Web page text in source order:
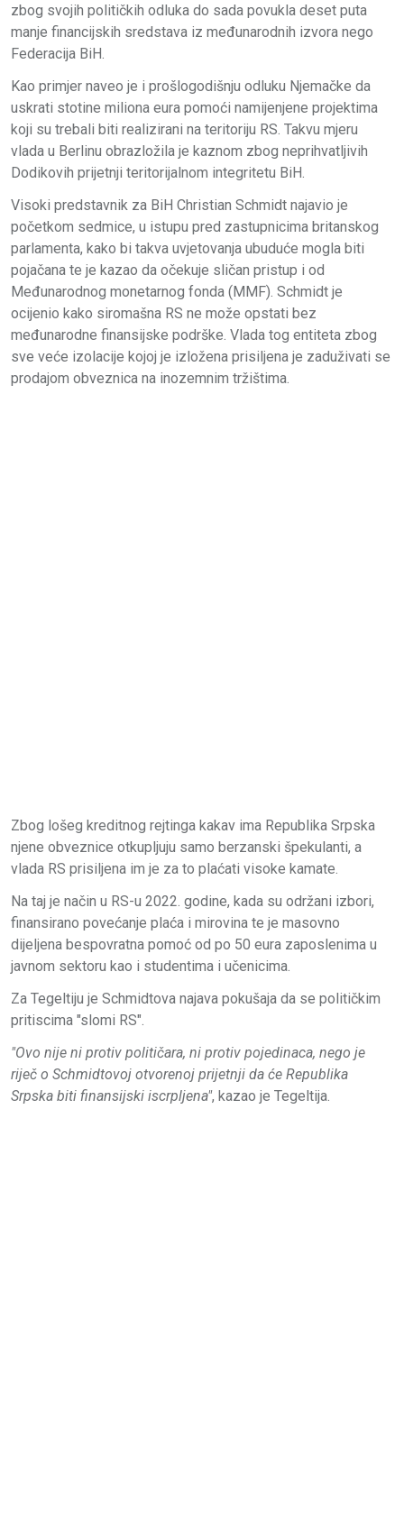
zbog svojih političkih odluka do sada povukla deset puta
manje financijskih sredstava iz međunarodnih izvora nego
Federacija BiH.
Kao primjer naveo je i prošlogodišnju odluku Njemačke da
uskrati stotine miliona eura pomoći namijenjene projektima
koji su trebali biti realizirani na teritoriju RS. Takvu mjeru
vlada u Berlinu obrazložila je kaznom zbog neprihvatljivih
Dodikovih prijetnji teritorijalnom integritetu BiH.
Visoki predstavnik za BiH Christian Schmidt najavio je
početkom sedmice, u istupu pred zastupnicima britanskog
parlamenta, kako bi takva uvjetovanja ubuduće mogla biti
pojačana te je kazao da očekuje sličan pristup i od
Međunarodnog monetarnog fonda (MMF). Schmidt je
ocijenio kako siromašna RS ne može opstati bez
međunarodne finansijske podrške. Vlada tog entiteta zbog
sve veće izolacije kojoj je izložena prisiljena je zaduživati se
prodajom obveznica na inozemnim tržištima.
Zbog lošeg kreditnog rejtinga kakav ima Republika Srpska
njene obveznice otkupljuju samo berzanski špekulanti, a
vlada RS prisiljena im je za to plaćati visoke kamate.
Na taj je način u RS-u 2022. godine, kada su održani izbori,
finansirano povećanje plaća i mirovina te je masovno
dijeljena bespovratna pomoć od po 50 eura zaposlenima u
javnom sektoru kao i studentima i učenicima.
Za Tegeltiju je Schmidtova najava pokušaja da se političkim
pritiscima "slomi RS".
"Ovo nije ni protiv političara, ni protiv pojedinaca, nego je
riječ o Schmidtovoj otvorenoj prijetnji da će Republika
Srpska biti finansijski iscrpljena", kazao je Tegeltija.